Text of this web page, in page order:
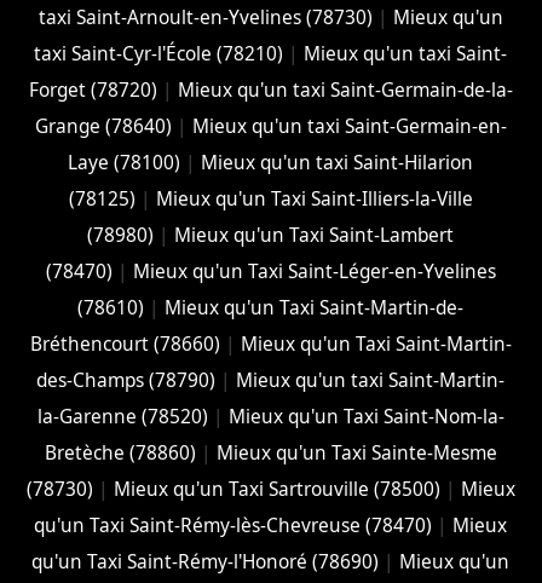
taxi Saint-Arnoult-en-Yvelines (78730) | Mieux qu'un
taxi Saint-Cyr-l'École (78210) | Mieux qu'un taxi Saint-
Forget (78720) | Mieux qu'un taxi Saint-Germain-de-la-
Grange (78640) | Mieux qu'un taxi Saint-Germain-en-
Laye (78100) | Mieux qu'un taxi Saint-Hilarion
(78125) | Mieux qu'un Taxi Saint-Illiers-la-Ville
(78980) | Mieux qu'un Taxi Saint-Lambert
(78470) | Mieux qu'un Taxi Saint-Léger-en-Yvelines
(78610) | Mieux qu'un Taxi Saint-Martin-de-
Bréthencourt (78660) | Mieux qu'un Taxi Saint-Martin-
des-Champs (78790) | Mieux qu'un taxi Saint-Martin-
la-Garenne (78520) | Mieux qu'un Taxi Saint-Nom-la-
Bretèche (78860) | Mieux qu'un Taxi Sainte-Mesme
(78730) | Mieux qu'un Taxi Sartrouville (78500) | Mieux
qu'un Taxi Saint-Rémy-lès-Chevreuse (78470) | Mieux
qu'un Taxi Saint-Rémy-l'Honoré (78690) | Mieux qu'un